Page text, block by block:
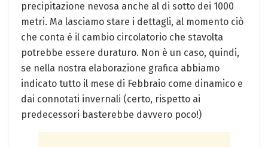
precipitazione nevosa anche al di sotto dei 1000
metri. Ma lasciamo stare i dettagli, al momento ciò
che conta è il cambio circolatorio che stavolta
potrebbe essere duraturo. Non è un caso, quindi,
se nella nostra elaborazione grafica abbiamo
indicato tutto il mese di Febbraio come dinamico e
dai connotati invernali (certo, rispetto ai
predecessori basterebbe davvero poco!)